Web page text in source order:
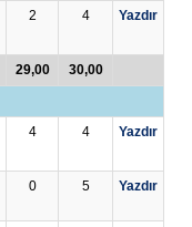
2 4 Yazdır
29,00
30,00
4 4 Yazdır
0 5 Yazdır